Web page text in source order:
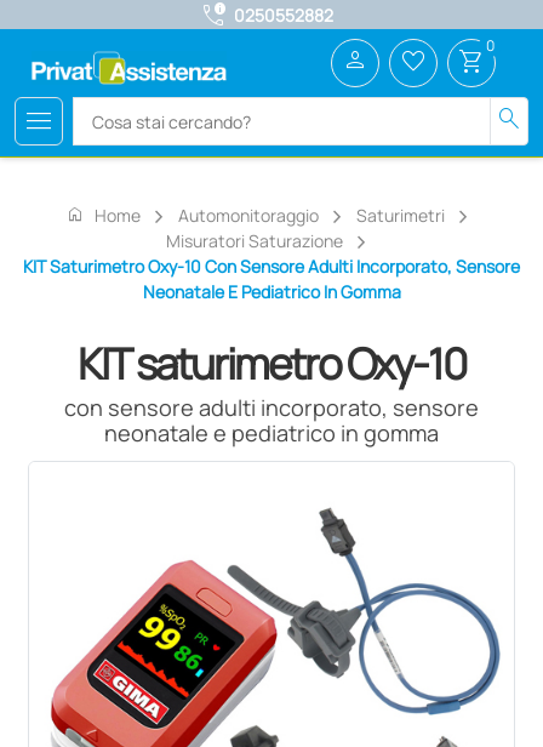
call_quality 0250552882
menu search
person favorite_border shopping_cart 0
home Home Automonitoraggio
Saturimetri
Misuratori Saturazione
KIT Saturimetro Oxy-10 Con Sensore Adulti Incorporato, Sensore
Neonatale E Pediatrico In Gomma
KIT saturimetro Oxy-10
con sensore adulti incorporato, sensore
neonatale e pediatrico in gomma